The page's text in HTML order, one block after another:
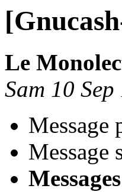
Le
Sam 10
Message
Message